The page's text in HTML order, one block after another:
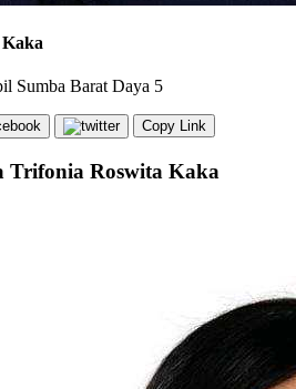
Sumba Barat Daya 5
Copy Link
Trifonia Roswita Kaka